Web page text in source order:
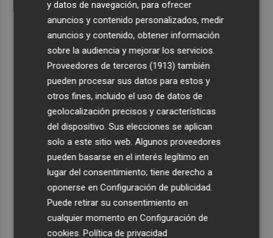
y datos de navegación, para ofrecer
anuncios y contenido personalizados, medir
anuncios y contenido, obtener información
sobre la audiencia y mejorar los servicios.
Proveedores de terceros (1913) también
pueden procesar sus datos para estos y
otros fines, incluido el uso de datos de
geolocalización precisos y características
del dispositivo. Sus elecciones se aplican
solo a este sitio web. Algunos proveedores
pueden basarse en el interés legítimo en
lugar del consentimiento; tiene derecho a
oponerse enConfiguración de publicidad
Puede retirar su consentimiento en
cualquier momento enConfiguración de
cookies .Política de privacidad